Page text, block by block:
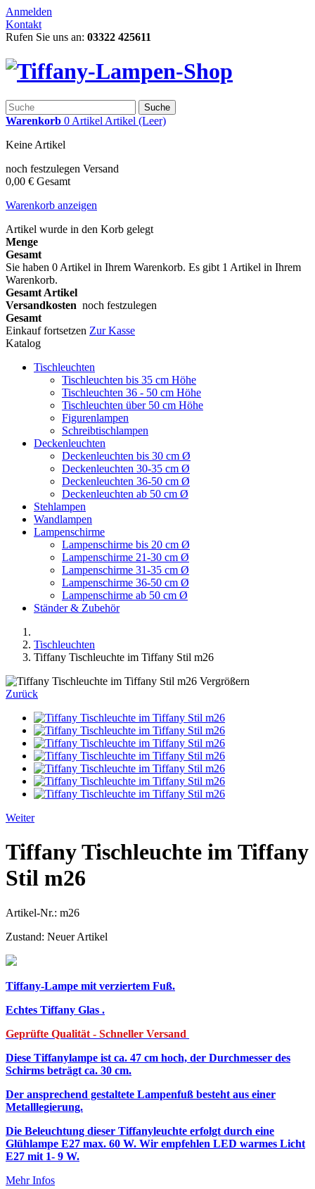
Anmelden
Kontakt
Rufen Sie uns an: 03322 425611
Suche
Warenkorb 0 Artikel Artikel (Leer)
Keine Artikel
noch festzulegen Versand
0,00 € Gesamt
Warenkorb anzeigen
Artikel wurde in den Korb gelegt
Menge
Gesamt
Sie haben 0 Artikel in Ihrem Warenkorb. Es gibt 1 Artikel in Ihrem
Warenkorb.
Gesamt Artikel
Versandkosten noch festzulegen
Gesamt
Einkauf fortsetzen Zur Kasse
Katalog
Tischleuchten
Tischleuchten bis 35 cm Höhe
Tischleuchten 36 - 50 cm Höhe
Tischleuchten über 50 cm Höhe
Figurenlampen
Schreibtischlampen
Deckenleuchten
Deckenleuchten bis 30 cm Ø
Deckenleuchten 30-35 cm Ø
Deckenleuchten 36-50 cm Ø
Deckenleuchten ab 50 cm Ø
Stehlampen
Wandlampen
Lampenschirme
Lampenschirme bis 20 cm Ø
Lampenschirme 21-30 cm Ø
Lampenschirme 31-35 cm Ø
Lampenschirme 36-50 cm Ø
Lampenschirme ab 50 cm Ø
Ständer & Zubehör
Tischleuchten
Tiffany Tischleuchte im Tiffany Stil m26
Vergrößern
Zurück
Weiter
Tiffany Tischleuchte im Tiffany
Stil m26
Artikel-Nr.: m26
Zustand: Neuer Artikel
Tiffany-Lampe mit verziertem Fuß.
Echtes Tiffany Glas .
Geprüfte Qualität - Schneller Versand
Diese Tiffanylampe ist ca. 47 cm hoch, der Durchmesser des
Schirms beträgt ca. 30 cm.
Der ansprechend gestaltete Lampenfuß besteht aus einer
Metalllegierung.
Die Beleuchtung dieser Tiffanyleuchte erfolgt durch eine
Glühlampe E27 max. 60 W. Wir empfehlen LED warmes Licht
E27 mit 1- 9 W.
Mehr Infos